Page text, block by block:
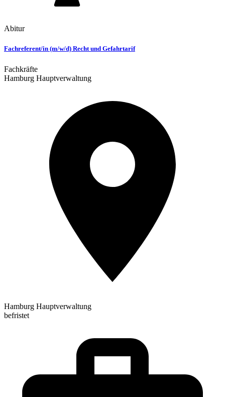
Abitur
Fachreferent/in (m/w/d) Recht und Gefahrtarif
Fachkräfte
Hamburg Hauptverwaltung
Hamburg Hauptverwaltung
befristet